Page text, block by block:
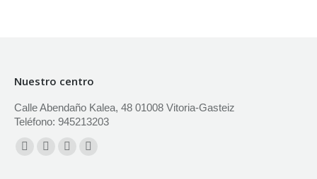
Nuestro centro
Calle Abendaño Kalea, 48 01008 Vitoria-Gasteiz
Teléfono: 945213203
Encuéntranos en: